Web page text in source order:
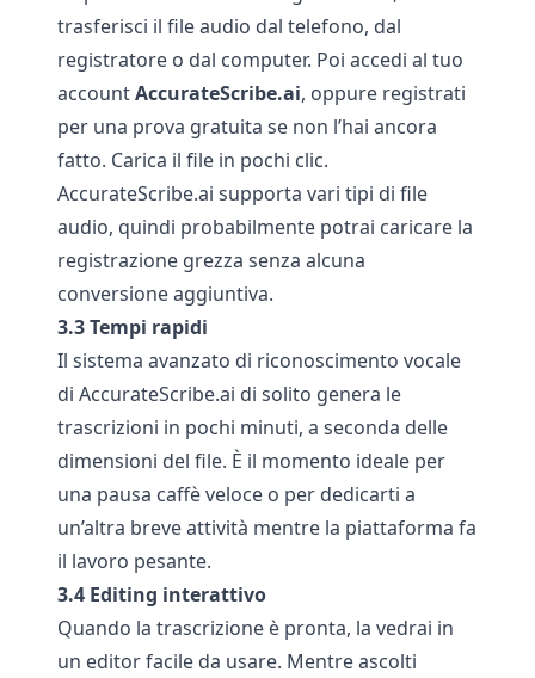
trasferisci il file audio dal telefono, dal
registratore o dal computer. Poi accedi al tuo
accountAccurateScribe.ai, oppure registrati
per una prova gratuita se non l’hai ancora
fatto. Carica il file in pochi clic.
AccurateScribe.ai supporta vari tipi di file
audio, quindi probabilmente potrai caricare la
registrazione grezza senza alcuna
conversione aggiuntiva.
3.3 Tempi rapidi
Il sistema avanzato di riconoscimento vocale
di AccurateScribe.ai di solito genera le
trascrizioni in pochi minuti, a seconda delle
dimensioni del file. È il momento ideale per
una pausa caffè veloce o per dedicarti a
un’altra breve attività mentre la piattaforma fa
il lavoro pesante.
3.4 Editing interattivo
Quando la trascrizione è pronta, la vedrai in
un editor facile da usare. Mentre ascolti